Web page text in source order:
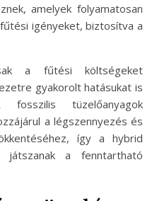
amelyek folyamatosan
igényeket, biztosítva a
a fűtési költségeket
gyakorolt hatásukat is
fosszilis tüzelőanyagok
a légszennyezés és
így a hybrid
játszanak a fenntartható